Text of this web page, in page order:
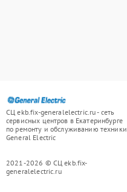
СЦ ekb.fix-generalelectric.ru - сеть
сервисных центров в Екатеринбурге
по ремонту и обслуживанию техники
General Electric
2021-2026 © СЦ ekb.fix-
generalelectric.ru